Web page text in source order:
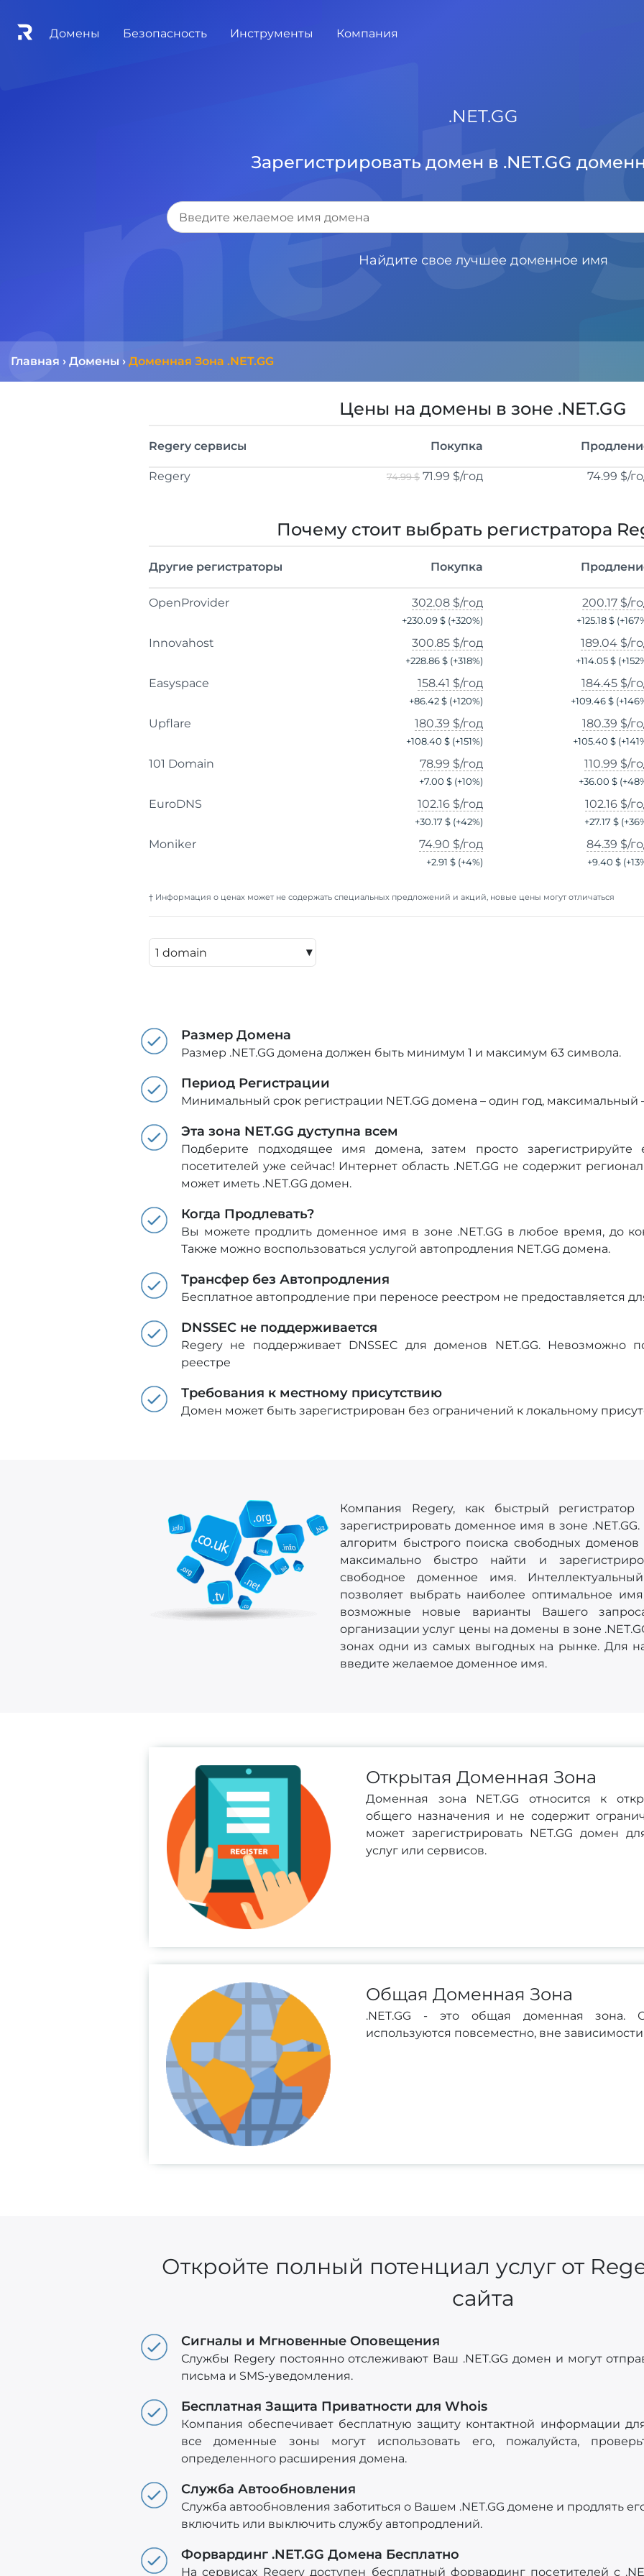
Домены Безопасность Инструменты Компания
.NET.GG
Зарегистрировать домен в .NET.GG
Найдите свое лучшее доменное имя
Главная › Домены › Доменная Зона .NET.GG
Цены на домены в зоне .NET.GG
Regery сервисы Покупка
Regery 74.99 $ 71.99 $/год 74.99 $/
Почему стоит выбрать регистратора
Другие регистраторы Покупка
OpenProvider 302.08 $/год
+230.09 $ (+320%)
200.17 $/
+125.18 $(+167
Innovahost 300.85 $/год
+228.86 $ (+318%)
189.04 $/
+114.05 $(+152
Easyspace 158.41 $/год
+86.42 $ (+120%)
184.45 $/
+109.46 $(+146
Upflare 180.39 $/год
+108.40 $ (+151%)
180.39 $/
+105.40 $(+141
101 Domain 78.99 $/год
+7.00 $ (+10%)
110.99 $/
+36.00 $(+48
EuroDNS 102.16 $/год
+30.17 $ (+42%)
102.16 $/
+27.17 $(+36
Moniker 74.90 $/год
+2.91 $ (+4%)
84.39 $/
+9.40 $(+13
† Информация о ценах может не содержать специальных предложений и акций, новые цены могут отличаться
▾
Размер Домена
Размер .NET.GG домена должен быть минимум 1 и максимум 63 символа.
Период Регистрации
Минимальный срок регистрации NET.GG домена – один год, максимальный
Эта зона NET.GG дуступна всем
Подберите подходящее имя домена, затем просто зарегистрируйте
посетителей уже сейчас! Интернет область .NET.GG не содержит
может иметь .NET.GG домен.
Когда Продлевать?
Вы можете продлить доменное имя в зоне .NET.GG в любое время, до
Также можно воспользоваться услугой автопродления NET.GG домена.
Трансфер без Автопродления
Бесплатное автопродление при переносе реестром не предоставляется
DNSSEC не поддерживается
Regery не поддерживает DNSSEC для доменов NET.GG. Невозможно
реестре
Требования к местному присутствию
Домен может быть зарегистрирован без ограничений к локальному
Компания Regery, как быстрый регистратор
зарегистрировать доменное имя в зоне
алгоритм быстрого поиска свободных
максимально быстро найти и
свободное доменное имя.
позволяет выбрать наиболее оптимальное
возможные новые варианты Вашего
организации услуг цены на домены в зоне
зонах одни из самых выгодных на рынке. Для
введите желаемое доменное имя.
Открытая Доменная Зона
Доменная зона NET.GG относится к
общего назначения и не содержит
может зарегистрировать NET.GG домен
услуг или сервисов.
Общая Доменная Зона
.NET.GG - это общая доменная зона.
используются повсеместно, вне
Откройте полный потенциал услуг от
сайта
Сигналы и Мгновенные Оповещения
Службы Regery постоянно отслеживают Ваш .NET.GG домен и могут
письма и SMS-уведомления.
Бесплатная Защита Приватности для Whois
Компания обеспечивает бесплатную защиту контактной информации
все доменные зоны могут использовать его, пожалуйста,
определенного расширения домена.
Служба Автообновления
Служба автообновления заботиться о Вашем .NET.GG домене и продлять
включить или выключить службу автопродлений.
Форвардинг .NET.GG Домена Бесплатно
На сервисах Regery доступен бесплатный форвардинг посетителей с